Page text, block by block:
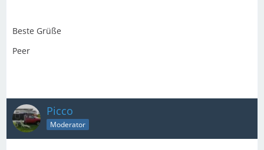
Beste Grüße
Peer
Picco
Moderator